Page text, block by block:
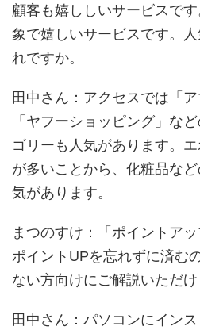
顧客も嬉ししいサービスで
象で嬉しいサービスです。
れですか。
田中さん ：アクセスでは「
「ヤフーショッピング」な
ゴリーも人気があります。
が多いことから、化粧品な
気があります。
まつのすけ ：「ポイントア
ポイントUPを忘れずに済む
ない方向けにご解説いただけ
田中さん ：パソコンにイン